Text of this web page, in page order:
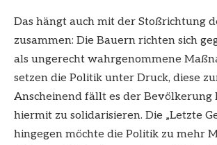
Das hängt auch mit der Stoßrichtung
zusammen: Die Bauern richten sich
als ungerecht wahrgenommene
setzen die Politik unter Druck, diese
Anscheinend fällt es der Bevölkerung
hiermit zu solidarisieren. Die „Letzte
hingegen möchte die Politik zu mehr